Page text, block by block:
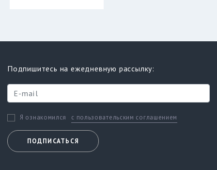
Подпишитесь на ежедневную рассылку:
Я ознакомился с пользовательским соглашением
ПОДПИСАТЬСЯ